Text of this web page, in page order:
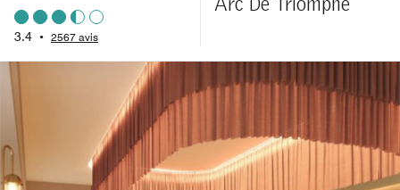
3.4 • 2567 avis
Arc De Triomphe